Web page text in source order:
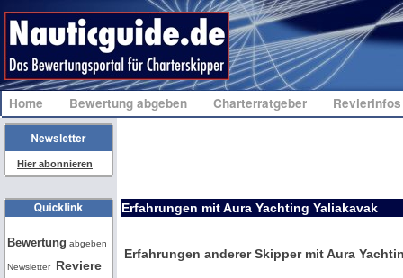
Home Bewertung abgeben Charterratgeber
Erfahrungen mit Aura Yachting Yaliakavak
Hier abonnieren
Bw
Bewertung abgeben
Newsletter Reviere
Erfahrungen anderer Skipper mit Aura